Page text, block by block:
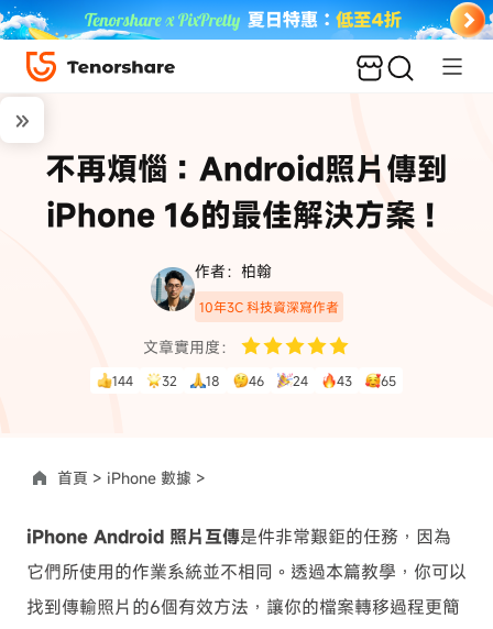
不再煩惱：Android照片傳到
iPhone 16的最佳解決方案！
作者：柏翰
10年3C 科技資深寫作者
文章實用度：
144 32 18 46 24 43 65
首頁 > iPhone 數據 >
iPhone Android 照片互傳是件非常艱鉅的任務，因為
它們所使用的作業系統並不相同。透過本篇教學，你可以
找到傳輸照片的6個有效方法，讓你的檔案轉移過程更簡